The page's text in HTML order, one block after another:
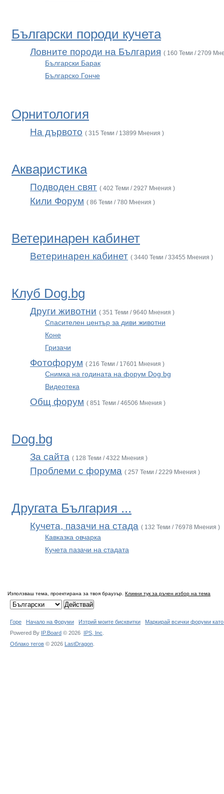
Български породи кучета
Ловните породи на България ( 160 Теми / 2709
Български Барак
Българско Гонче
Орнитология
На дървото ( 315 Теми / 13899 Мнения )
Акваристика
Подводен свят ( 402 Теми / 2927 Мнения )
Кили Форум ( 86 Теми / 780 Мнения )
Ветеринарен кабинет
Ветеринарен кабинет ( 3440 Теми / 33455 Мнения )
Клуб Dog.bg
Други животни ( 351 Теми / 9640 Мнения )
Спасителен център за диви животни
Коне
Гризачи
Фотофорум ( 216 Теми / 17601 Мнения )
Снимка на годината на форум Dog.bg
Видеотека
Общ форум ( 851 Теми / 46506 Мнения )
Dog.bg
За сайта ( 128 Теми / 4322 Мнения )
Проблеми с форума ( 257 Теми / 2229 Мнения )
Другата България ...
Кучета, пазачи на стада ( 132 Теми / 76978 Мнения )
Кавказка овчарка
Кучета пазачи на стадата
Използваш тема, проектирана за твоя браузър. Кликни тук за ръчен избор на тема
Горе Начало на Форуми Изтрий моите бисквитки
Маркирай всички форуми
Powered By IP.Board © 2026 IPS, Inc
Облако тегов © 2026 LastDragon